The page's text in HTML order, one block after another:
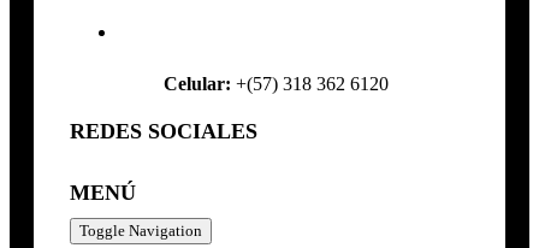
Celular: +(57) 318 362 6120
REDES SOCIALES
MENÚ
Toggle Navigation